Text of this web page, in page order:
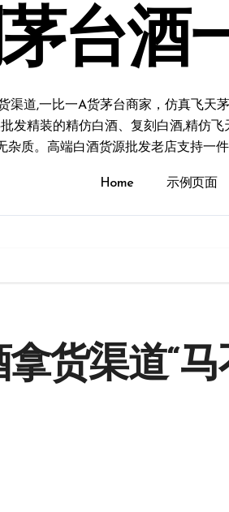
台酒
道,一比一A货茅台商家，仿真飞天
发精装的精仿白酒、复刻白酒,精仿
杂质。高端白酒货源批发老店支持一
Home 示例页面
货渠道“